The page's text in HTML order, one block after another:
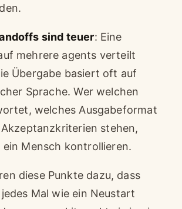
sind teuer: Eine
mehrere agents verteilt
Übergabe basiert oft auf
Sprache. Wer welchen
welches Ausgabeformat
stehen,
Mensch kontrollieren.
diese Punkte dazu, dass
Mal wie ein Neustart